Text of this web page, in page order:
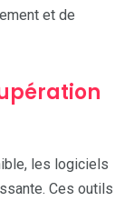
et de
les logiciels
Ces outils